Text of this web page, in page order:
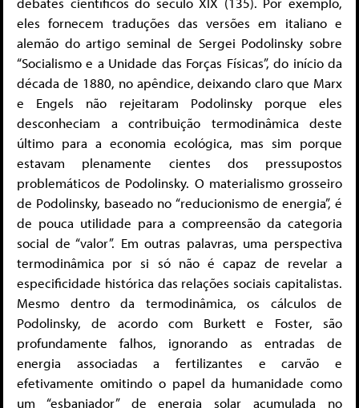
eles fornecem traduções das versões em italiano e
alemão do artigo seminal de Sergei Podolinsky sobre
“Socialismo e a Unidade das Forças Físicas”, do início da
década de 1880, no apêndice, deixando claro que Marx
e Engels não rejeitaram Podolinsky porque eles
desconheciam a contribuição termodinâmica deste
último para a economia ecológica, mas sim porque
estavam plenamente cientes dos pressupostos
problemáticos de Podolinsky. O materialismo grosseiro
de Podolinsky, baseado no “reducionismo de energia”, é
de pouca utilidade para a compreensão da categoria
social de “valor”. Em outras palavras, uma perspectiva
termodinâmica por si só não é capaz de revelar a
especificidade histórica das relações sociais capitalistas.
Mesmo dentro da termodinâmica, os cálculos de
Podolinsky, de acordo com Burkett e Foster, são
profundamente falhos, ignorando as entradas de
energia associadas a fertilizantes e carvão e
efetivamente omitindo o papel da humanidade como
um “esbanjador” de energia solar acumulada no